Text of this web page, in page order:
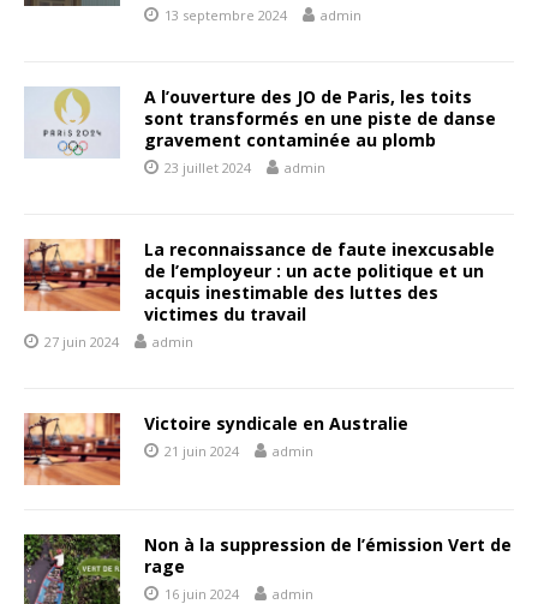
13 septembre 2024 admin
A l’ouverture des JO de Paris, les toits
sont transformés en une piste de danse
gravement contaminée au plomb
23 juillet 2024 admin
La reconnaissance de faute inexcusable
de l’employeur : un acte politique et un
acquis inestimable des luttes des
victimes du travail
27 juin 2024 admin
Victoire syndicale en Australie
21 juin 2024 admin
Non à la suppression de l’émission Vert de
rage
16 juin 2024 admin